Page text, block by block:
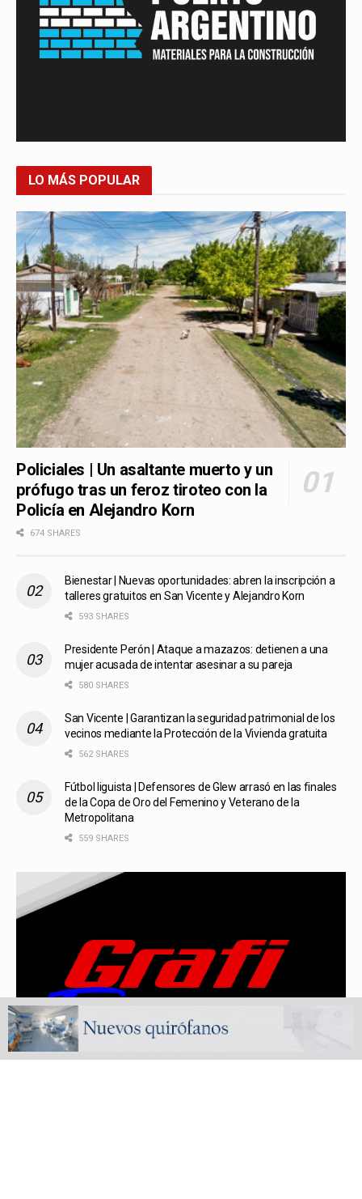
LO MÁS POPULAR
Policiales | Un asaltante muerto y un
prófugo tras un feroz tiroteo con la
Policía en Alejandro Korn
674 SHARES
Bienestar | Nuevas oportunidades: abren la inscripción a
talleres gratuitos en San Vicente y Alejandro Korn
593 SHARES
Presidente Perón | Ataque a mazazos: detienen a una
mujer acusada de intentar asesinar a su pareja
580 SHARES
San Vicente | Garantizan la seguridad patrimonial de los
vecinos mediante la Protección de la Vivienda gratuita
562 SHARES
Fútbol liguista | Defensores de Glew arrasó en las finales
de la Copa de Oro del Femenino y Veterano de la
Metropolitana
559 SHARES